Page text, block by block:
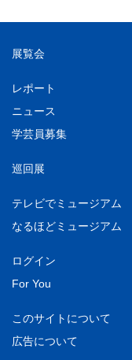
展覧会
レポート
ニュース
学芸員募集
巡回展
テレビでミュージアム
なるほどミュージアム
ログイン
For You
このサイトについて
広告について